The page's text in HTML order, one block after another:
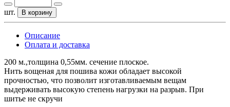
шт. В корзину
Описание
Оплата и доставка
200 м.,толщина 0,55мм. сечение плоское.
Нить вощеная для пошива кожи обладает высокой
прочностью, что позволит изготавливаемым вещам
выдерживать высокую степень нагрузки на разрыв. При
шитье не скручи